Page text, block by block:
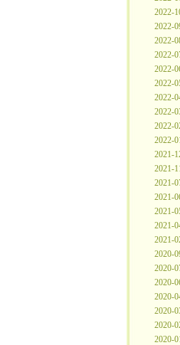
2022-
2022-
2022-
2022-
2022-
2022-
2022-
2022-
2022-
2022-
2021-
2021-
2021-
2021-
2021-
2021-
2021-
2020-
2020-
2020-
2020-
2020-
2020-
2020-